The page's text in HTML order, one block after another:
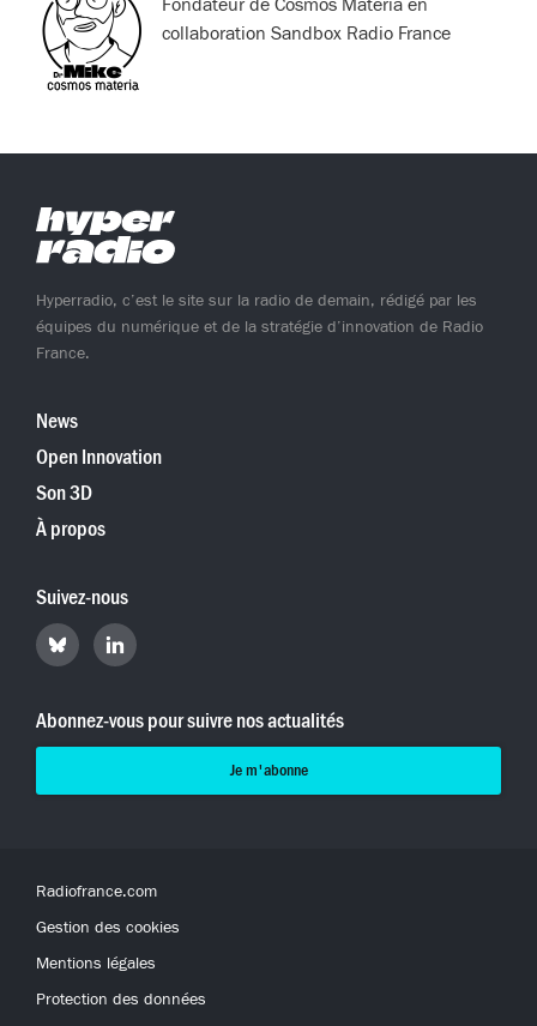
Fondateur de Cosmos Materia en
collaboration Sandbox Radio France
Hyperradio, c’est le site sur la radio de demain, rédigé par les
équipes du numérique et de la stratégie d’innovation de Radio
France.
News
Open Innovation
Son 3D
À propos
Suivez-nous
Retrouvez
Hyperradio
Bluesky
Retrouvez
Hyperradio
LinkedIn
Abonnez-vous pour suivre nos actualités
Je m'abonne
Radiofrance.com
Gestion des cookies
Mentions légales
Protection des données